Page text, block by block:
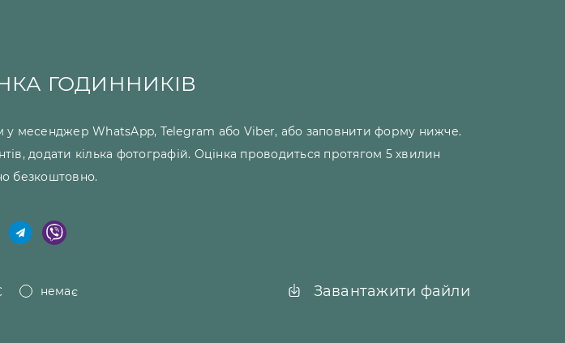
ГОДИННИКІВ
у месенджер WhatsApp, Telegram або Viber, або заповнити форму нижче.
додати кілька фотографій. Оцінка проводиться протягом 5 хвилин
безкоштовно.
немає Завантажити файли